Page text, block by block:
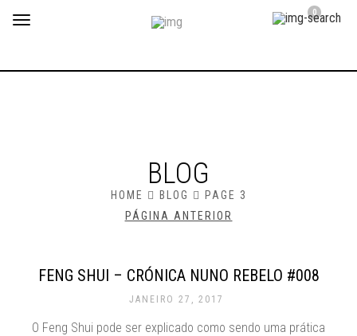
Toggle
0
BLOG
HOME BLOG
PAGE 3
PÁGINA ANTERIOR
FENG SHUI – CRÓNICA NUNO REBELO #008
JANEIRO 27, 2017
O Feng Shui pode ser explicado como sendo uma prática